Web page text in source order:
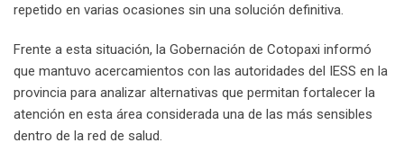
repetido en varias ocasiones sin una solución definitiva.
Frente a esta situación, la Gobernación de Cotopaxi informó
que mantuvo acercamientos con las autoridades del IESS en la
provincia para analizar alternativas que permitan fortalecer la
atención en esta área considerada una de las más sensibles
dentro de la red de salud.